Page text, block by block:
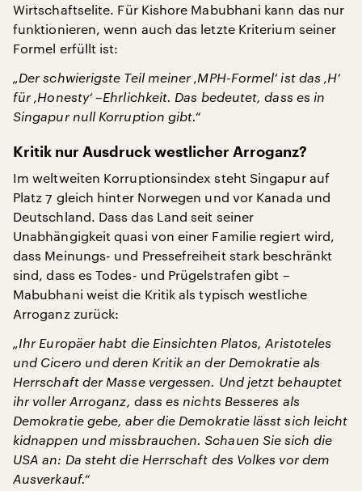
Wirtschaftselite. Für Kishore Mabubhani kann das nur
funktionieren, wenn auch das letzte Kriterium seiner
Formel erfüllt ist:
„Der schwierigste Teil meiner ‚MPH-Formel‘ ist das ‚H‘
für ‚Honesty‘ –Ehrlichkeit. Das bedeutet, dass es in
Singapur null Korruption gibt.“
Kritik nur Ausdruck westlicher Arroganz?
Im weltweiten Korruptionsindex steht Singapur auf
Platz 7 gleich hinter Norwegen und vor Kanada und
Deutschland. Dass das Land seit seiner
Unabhängigkeit quasi von einer Familie regiert wird,
dass Meinungs- und Pressefreiheit stark beschränkt
sind, dass es Todes- und Prügelstrafen gibt –
Mabubhani weist die Kritik als typisch westliche
Arroganz zurück:
„Ihr Europäer habt die Einsichten Platos, Aristoteles
und Cicero und deren Kritik an der Demokratie als
Herrschaft der Masse vergessen. Und jetzt behauptet
ihr voller Arroganz, dass es nichts Besseres als
Demokratie gebe, aber die Demokratie lässt sich leicht
kidnappen und missbrauchen. Schauen Sie sich die
USA an: Da steht die Herrschaft des Volkes vor dem
Ausverkauf.“